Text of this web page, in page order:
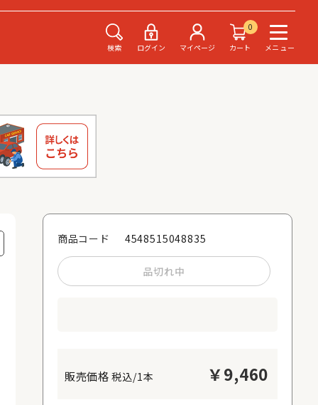
検索 ログイン マイページ
0
カート
メニュー
商品コード 4548515048835
品切れ中
税込/1本 ￥9,460